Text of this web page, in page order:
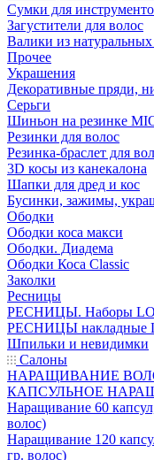
Сумки для
Загустители для волос
Валики из натуральных
Прочее
Украшения
Декоративные пряди,
Серьги
Шиньон на резинке
Резинки для волос
Резинка-браслет для
3D косы из канекалона
Шапки для дред и кос
Бусинки, зажимы,
Ободки
Ободки коса макси
Ободки. Диадема
Ободки Коса Classic
Заколки
Ресницы
РЕСНИЦЫ. Наборы
РЕСНИЦЫ накладные
Шпильки и невидимки
Салоны
НАРАЩИВАНИЕ
КАПСУЛЬНОЕ
Наращивание 60
волос)
Наращивание 120
гр. волос)